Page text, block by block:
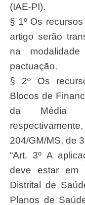
(IAE-PI).
§ 1º Os recursos
artigo serão
na
pactuação.
§ 2º Os
Blocos de
da Média e
204/GM/MS, de
“Art. 3º A
deve estar em
Distrital de
Planos de